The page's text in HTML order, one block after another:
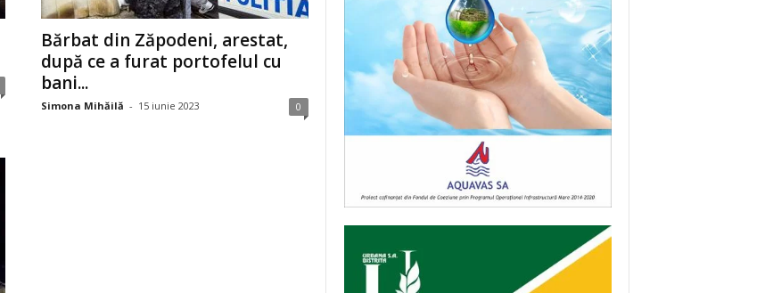
Bărbat din Zăpodeni, arestat,
după ce a furat portofelul cu
bani...
Simona Mihăilă - 15 iunie 2023 0